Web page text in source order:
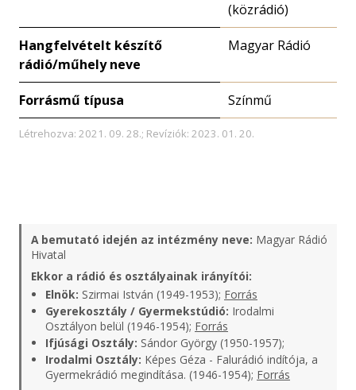
(közrádió)
Hangfelvételt készítő
rádió/műhely neve
Magyar Rádió
Forrásmű típusa Színmű
Létrehozva: 2021. 09. 28.; Revíziók: 2023. 01. 20.
A bemutató idején az intézmény neve: Magyar Rádió
Hivatal
Ekkor a rádió és osztályainak irányítói:
Elnök: Szirmai István (1949-1953); Forrás
Gyerekosztály / Gyermekstúdió: Irodalmi
Osztályon belül (1946-1954); Forrás
Ifjúsági Osztály: Sándor György (1950-1957);
Irodalmi Osztály: Képes Géza - Falurádió indítója, a
Gyermekrádió megindítása. (1946-1954); Forrás